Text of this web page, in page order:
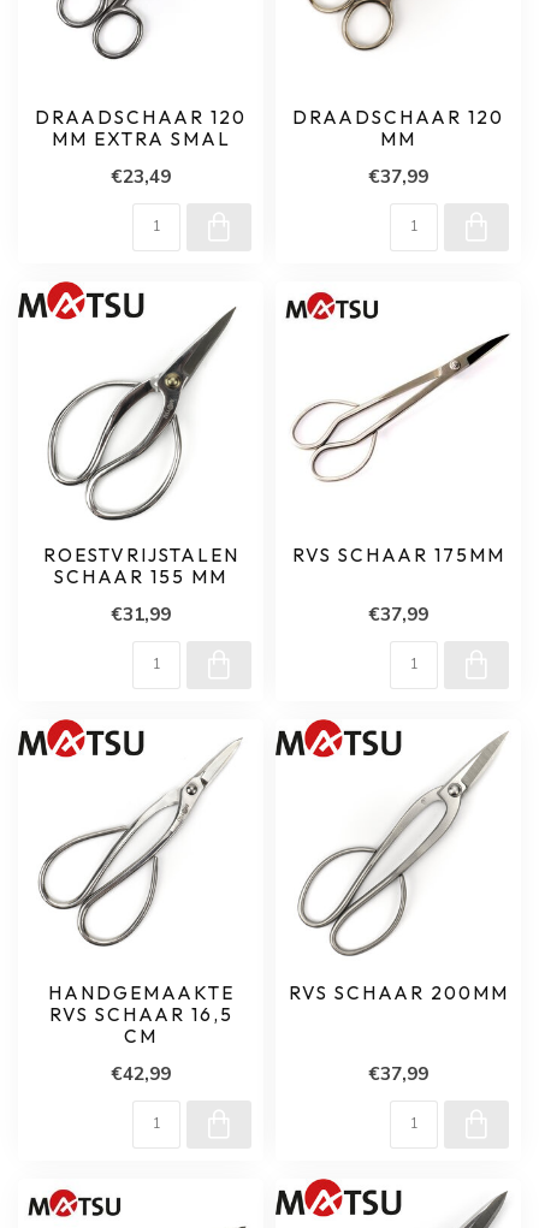
DRAADSCHAAR 120
MM EXTRA SMAL
€23,49
DRAADSCHAAR 120
MM
€37,99
ROESTVRIJSTALEN
SCHAAR 155 MM
€31,99
RVS SCHAAR 175MM
€37,99
HANDGEMAAKTE
RVS SCHAAR 16,5
CM
€42,99
RVS SCHAAR 200MM
€37,99